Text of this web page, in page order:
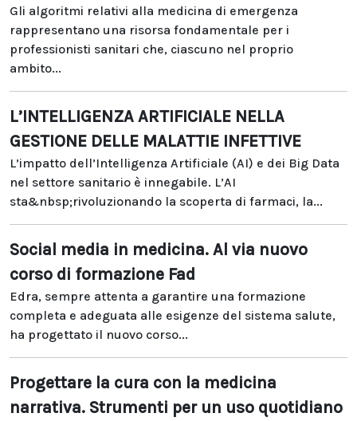
Gli algoritmi relativi alla medicina di emergenza
rappresentano una risorsa fondamentale per i
professionisti sanitari che, ciascuno nel proprio
ambito...
L’INTELLIGENZA ARTIFICIALE NELLA
GESTIONE DELLE MALATTIE INFETTIVE
L’impatto dell’Intelligenza Artificiale (AI) e dei Big Data
nel settore sanitario è innegabile. L’AI
sta&nbsp;rivoluzionando la scoperta di farmaci, la...
Social media in medicina. Al via nuovo
corso di formazione Fad
Edra, sempre attenta a garantire una formazione
completa e adeguata alle esigenze del sistema salute,
ha progettato il nuovo corso...
Progettare la cura con la medicina
narrativa. Strumenti per un uso quotidiano